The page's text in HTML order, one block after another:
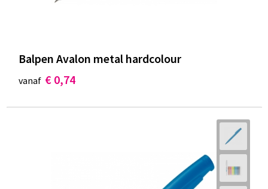
Balpen Avalon metal hardcolour
vanaf € 0,74